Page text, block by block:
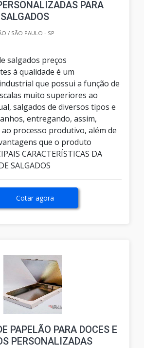
PARA
/ SÃO PAULO - SP
salgados preços
à qualidade é um
que possui a função de
muito superiores ao
salgados de diversos tipos e
entregando, assim,
processo produtivo, além de
que o produto
CARACTERÍSTICAS DA
SALGADOS
Cotar agora
PAPELÃO PARA DOCES E
PERSONALIZADAS